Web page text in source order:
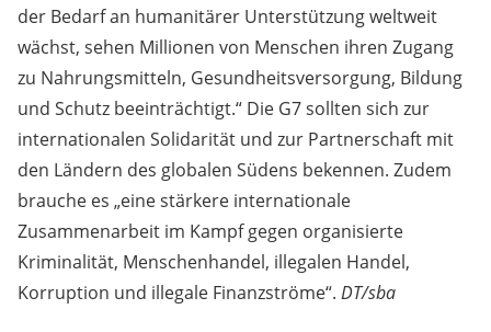
der Bedarf an humanitärer Unterstützung weltweit
wächst, sehen Millionen von Menschen ihren Zugang
zu Nahrungsmitteln, Gesundheitsversorgung, Bildung
und Schutz beeinträchtigt.“ Die G7 sollten sich zur
internationalen Solidarität und zur Partnerschaft mit
den Ländern des globalen Südens bekennen. Zudem
brauche es „eine stärkere internationale
Zusammenarbeit im Kampf gegen organisierte
Kriminalität, Menschenhandel, illegalen Handel,
Korruption und illegale Finanzströme“. DT/sba